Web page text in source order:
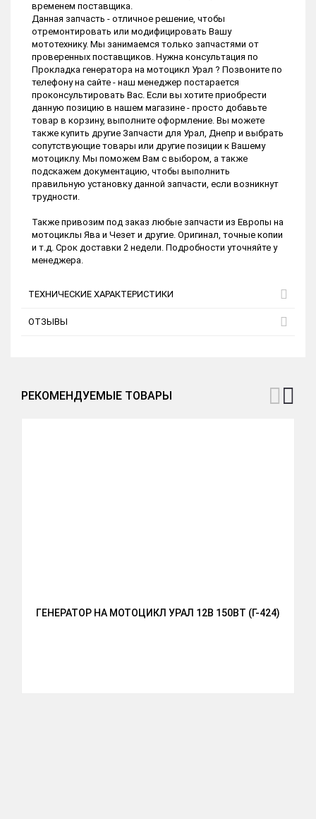
временем поставщика.
Данная запчасть - отличное решение, чтобы
отремонтировать или модифицировать Вашу
мототехнику. Мы занимаемся только запчастями от
проверенных поставщиков. Нужна консультация по
Прокладка генератора на мотоцикл Урал ? Позвоните по
телефону на сайте - наш менеджер постарается
проконсультировать Вас. Если вы хотите приобрести
данную позицию в нашем магазине - просто добавьте
товар в корзину, выполните оформление. Вы можете
также купить другие Запчасти для Урал, Днепр и выбрать
сопутствующие товары или другие позиции к Вашему
мотоциклу. Мы поможем Вам с выбором, а также
подскажем документацию, чтобы выполнить
правильную установку данной запчасти, если возникнут
трудности.
Также привозим под заказ любые запчасти из Европы на
мотоциклы Ява и Чезет и другие. Оригинал, точные копии
и т.д. Срок доставки 2 недели. Подробности уточняйте у
менеджера.
ТЕХНИЧЕСКИЕ ХАРАКТЕРИСТИКИ
ОТЗЫВЫ
РЕКОМЕНДУЕМЫЕ ТОВАРЫ
ГЕНЕРАТОР НА МОТОЦИКЛ УРАЛ 12В 150ВТ (Г-424)